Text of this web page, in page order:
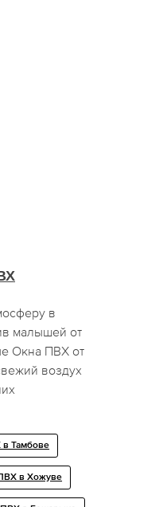
в
малышей от
Окна ПВХ от
воздух
Тамбове
в Хожуве